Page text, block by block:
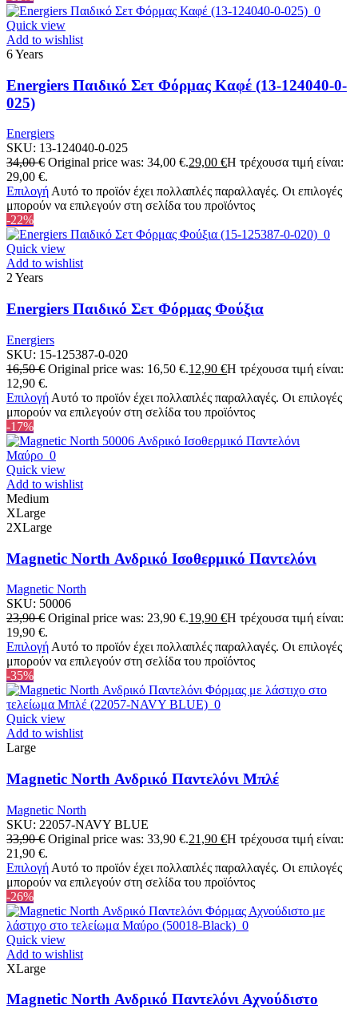
Quick view
Add to wishlist
6 Years
Energiers Παιδικό Σετ Φόρμας Καφέ (13-124040-0-
025)
Energiers
SKU: 13-124040-0-025
34,00€ Original price was: 34,00 €.29,00 €Η τρέχουσα τιμή είναι:
29,00 €.
ΕπιλογήΑυτό το προϊόν έχει πολλαπλές παραλλαγές. Οι επιλογές
μπορούν να επιλεγούν στη σελίδα του προϊόντος
-22%
Quick view
Add to wishlist
2 Years
Energiers Παιδικό Σετ Φόρμας Φούξια
Energiers
SKU: 15-125387-0-020
16,50€ Original price was: 16,50 €.12,90 €Η τρέχουσα τιμή είναι:
12,90 €.
Επιλογή Αυτό το προϊόν έχει πολλαπλές παραλλαγές. Οι επιλογές
μπορούν να επιλεγούν στη σελίδα του προϊόντος
-17%
Quick view
Add to wishlist
Medium
XLarge
2XLarge
Magnetic North Ανδρικό Ισοθερμικό Παντελόνι
Magnetic North
SKU: 50006
23,90€ Original price was: 23,90 €.19,90 €Η τρέχουσα τιμή είναι:
19,90 €.
Επιλογή Αυτό το προϊόν έχει πολλαπλές παραλλαγές. Οι επιλογές
μπορούν να επιλεγούν στη σελίδα του προϊόντος
-35%
Quick view
Add to wishlist
Large
Magnetic North Ανδρικό Παντελόνι Μπλέ
Magnetic North
SKU: 22057-NAVY BLUE
33,90€ Original price was: 33,90 €.21,90 €Η τρέχουσα τιμή είναι:
21,90 €.
Επιλογή Αυτό το προϊόν έχει πολλαπλές παραλλαγές. Οι επιλογές
μπορούν να επιλεγούν στη σελίδα του προϊόντος
-26%
Quick view
Add to wishlist
XLarge
Magnetic North Ανδρικό Παντελόνι Αχνούδιστο